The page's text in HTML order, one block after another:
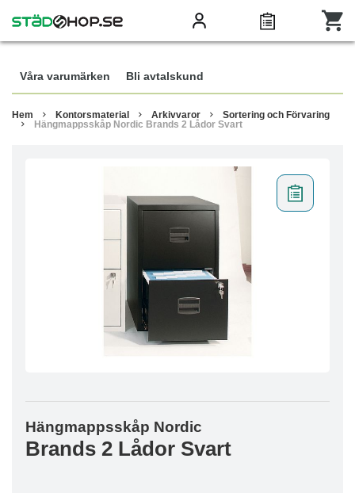
Våra varumärken Bli avtalskund
Hem Kontorsmaterial Arkivvaror
Sortering och Förvaring
Hängmappsskåp Nordic Brands 2 Lådor Svart
Hängmappsskåp Nordic
Brands 2 Lådor Svart